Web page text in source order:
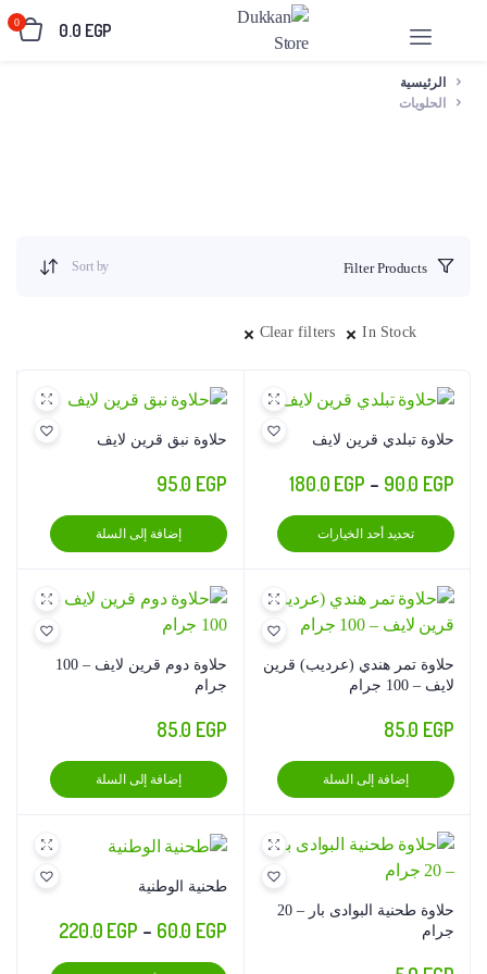
0.0 EGP
0
الرئيسية
الحلويات
Filter Products
Sort by
Clear filters In Stock
حلاوة تبلدي قرين لايف
90.0 EGP
–
180.0 EGP
نطاق
السعر:
من
خلال
تحديد أحد الخيارات
هناك
الأشكال
المختلفة
الخيارات
على
المنتج
حلاوة نبق قرين لايف
95.0 EGP
إضافة إلى السلة
حلاوة تمر هندي (عرديب) قرين
لايف – 100 جرام
85.0 EGP
إضافة إلى السلة
حلاوة دوم قرين لايف – 100
جرام
85.0 EGP
إضافة إلى السلة
حلاوة طحنية البوادى بار – 20
جرام
طحنية الوطنية
60.0 EGP
–
220.0 EGP
السعر: